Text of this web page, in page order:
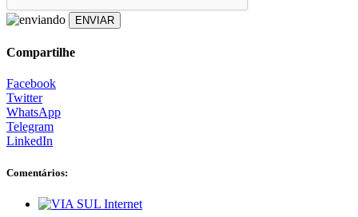
ENVIAR
Compartilhe
Facebook
Twitter
WhatsApp
Telegram
LinkedIn
Comentários: